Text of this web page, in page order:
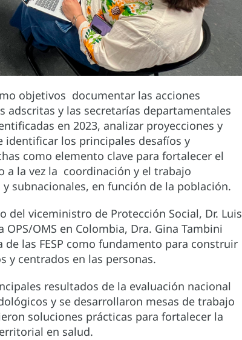
objetivos documentar las acciones
adscritas y las secretarías departamentales
en 2023, analizar proyecciones y
los principales desafíos y
como elemento clave para fortalecer el
a la vez la coordinación y el trabajo
subnacionales, en función de la población.
del viceministro de Protección Social, Dr. Luis
OMS en Colombia, Dra. Gina Tambini
las FESP como fundamento para construir
y centrados en las personas.
resultados de la evaluación nacional
y se desarrollaron mesas de trabajo
soluciones prácticas para fortalecer la
en salud.